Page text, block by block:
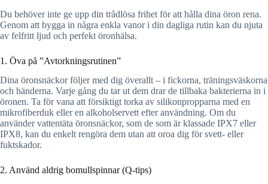
Du behöver inte ge upp din trådlösa frihet för att hålla dina öron rena.
Genom att bygga in några enkla vanor i din dagliga rutin kan du njuta
av felfritt ljud och perfekt öronhälsa.
1. Öva på ”Avtorkningsrutinen”
Dina öronsnäckor följer med dig överallt – i fickorna, träningsväskorna
och händerna. Varje gång du tar ut dem drar de tillbaka bakterierna in i
öronen. Ta för vana att försiktigt torka av silikonpropparna med en
mikrofiberduk eller en alkoholservett efter användning. Om du
använder vattentäta öronsnäckor, som de som är klassade IPX7 eller
IPX8, kan du enkelt rengöra dem utan att oroa dig för svett- eller
fuktskador.
2. Använd aldrig bomullspinnar (Q-tips)